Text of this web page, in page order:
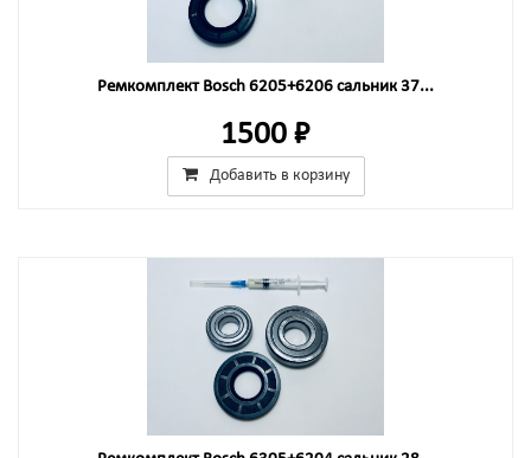
Ремкомплект Bosch 6205+6206 сальник 37...
1500 ₽
Добавить в корзину